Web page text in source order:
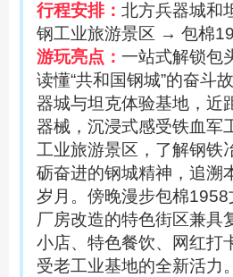
行程安排： 北方兵器城和
钢工业旅游景区 → 包棉
游玩亮点： 一站式解锁包
读懂“共和国钢城”的奋斗
器城与坦克体验基地，近
器械，沉浸式感受铁血军
工业旅游景区，了解钢铁
砺奋进的钢城精神，追溯
岁月。傍晚漫步包棉1958
厂房改造的特色街区兼具
小店、特色餐饮、网红打
受老工业基地的全新活力。